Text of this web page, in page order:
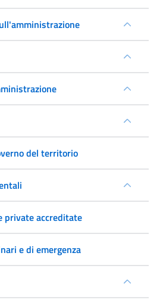
del territorio
accreditate
e di emergenza